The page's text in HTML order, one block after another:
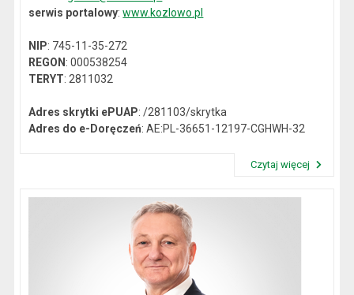
serwis portalowy:www.kozlowo.pl
NIP: 745-11-35-272
REGON: 000538254
TERYT: 2811032
Adres skrytki ePUAP: /281103/skrytka
Adres do e-Doręczeń: AE:PL-36651-12197-CGHWH-32
Czytaj więcej